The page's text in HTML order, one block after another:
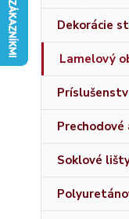
Dekorácie
Lamelový
Soklové